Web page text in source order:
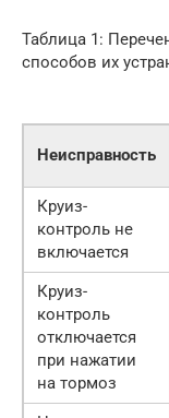
Таблица 1:
способов их
Неисправность
Круиз-
контроль не
включается
Круиз-
контроль
отключается
при нажатии
на тормоз